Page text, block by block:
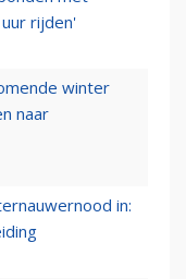
rijden'
winter
naar
in: